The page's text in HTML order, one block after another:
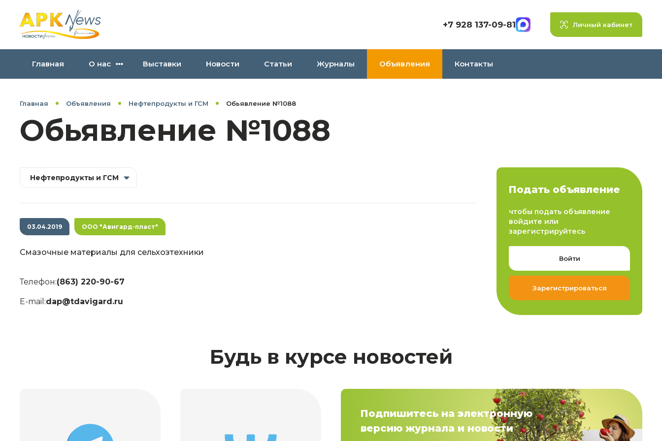
+7 928 137-09-81 Личный кабинет
Главная О нас Выставки Новости Статьи Журналы Объявления Контакты
Главная Объявления Нефтепродукты и ГСМ Обьявление №1088
Обьявление №1088
Подать объявление
чтобы подать объявление
войдите или
зарегистрируйтесь
Войти
Зарегистрироваться
Нефтепродукты и ГСМ
03.04.2019 ООО "Авигард-пласт"
Смазочные материалы для сельхозтехники
Телефон:(863) 220-90-67
E-mail:dap@tdavigard.ru
Будь в курсе новостей
Подпишитесь на электронную
версию журнала и новости